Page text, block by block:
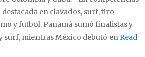
en clavados, surf, tiro
y futbol. Panamá sumó finalistas y
surf, mientras México debutó enRead